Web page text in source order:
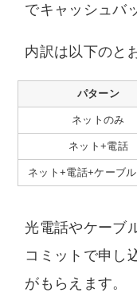
でキャッシュバ
内訳は以下のと
パターン
ネットのみ
ネット+電話
ネット+電話+ケーブ
光電話やケーブ
コミットで申し
がもらえます。